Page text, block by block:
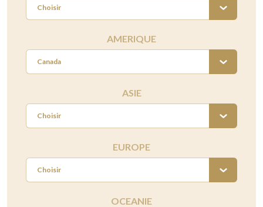
Choisir
AMERIQUE
Canada
ASIE
Choisir
EUROPE
Choisir
OCEANIE